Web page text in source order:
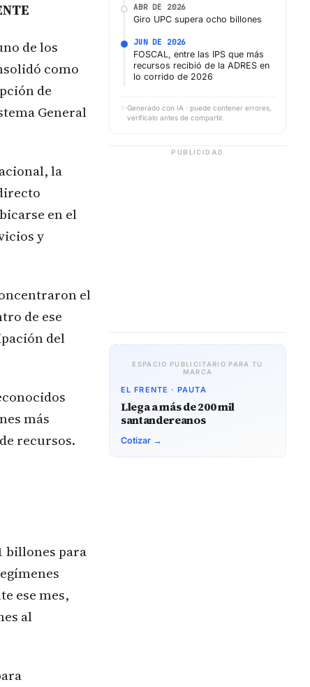
de los
como
de
General
la
en el
y
el
de ese
del
más
recursos.
billones para
ese mes,
al
ABR DE 2026
Giro UPC supera ocho billones
JUN DE 2026
FOSCAL, entre las IPS que más
recursos recibió de la ADRES en
lo corrido de 2026
✨ Generado con IA · puede contener errores,
verifícalo antes de compartir.
PUBLICIDAD
ESPACIO PUBLICITARIO PARA TU
MARCA
EL FRENTE · PAUTA
Llega a más de 200 mil
santandereanos
Cotizar →